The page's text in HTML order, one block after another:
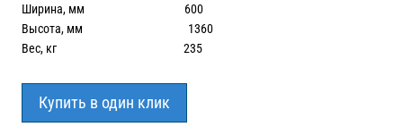
Ширина, мм 600
Высота, мм 1360
Вес, кг 235
Купить в один клик